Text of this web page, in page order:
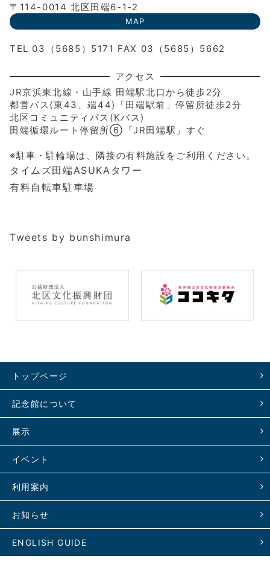
〒114-0014 北区田端6-1-2
MAP
TEL 03（5685）5171 FAX 03（5685）5662
アクセス
JR京浜東北線・山手線 田端駅北口から徒歩2分
都営バス(東43、端44)「田端駅前」停留所徒歩2分
北区コミュニティバス(Kバス)
田端循環ルート停留所⑥「JR田端駅」すぐ
※駐車・駐輪場は、隣接の有料施設をご利用ください。
タイムズ田端ASUKAタワー
有料自転車駐車場
Tweets by bunshimura
トップページ
記念館について
展示
イベント
利用案内
お知らせ
ENGLISH GUIDE